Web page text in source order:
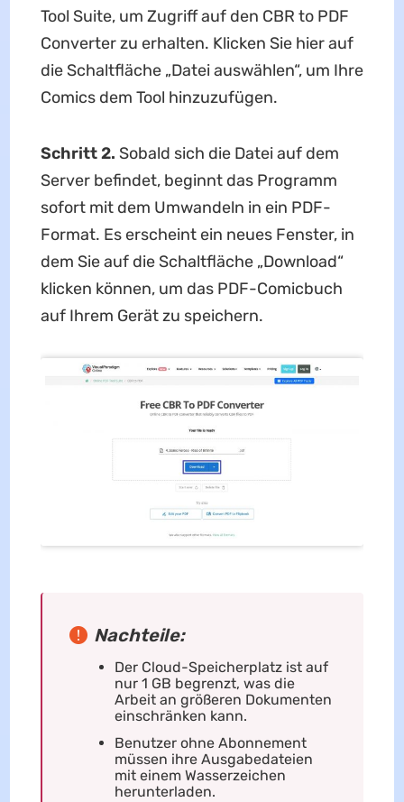
Tool Suite, um Zugriff auf den CBR to PDF
Converter zu erhalten. Klicken Sie hier auf
die Schaltfläche „Datei auswählen“, um Ihre
Comics dem Tool hinzuzufügen.
Schritt 2. Sobald sich die Datei auf dem
Server befindet, beginnt das Programm
sofort mit dem Umwandeln in ein PDF-
Format. Es erscheint ein neues Fenster, in
dem Sie auf die Schaltfläche „Download“
klicken können, um das PDF-Comicbuch
auf Ihrem Gerät zu speichern.
Nachteile:
Der Cloud-Speicherplatz ist auf
nur 1 GB begrenzt, was die
Arbeit an größeren Dokumenten
einschränken kann.
Benutzer ohne Abonnement
müssen ihre Ausgabedateien
mit einem Wasserzeichen
herunterladen.